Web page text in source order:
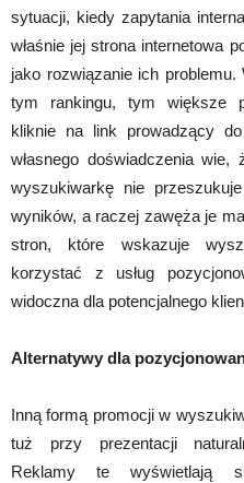
sytuacji, kiedy zapytania
właśnie jej strona internetowa
jako rozwiązanie ich
tym rankingu, tym większe
kliknie na link prowadzący
własnego doświadczenia
wyszukiwarkę nie
wyników, a raczej zawęża je
stron, które wskazuje
korzystać z usług
widoczna dla potencjalnego
Alternatywy dla
Inną formą promocji w
tuż przy prezentacji
Reklamy te wyświetlają